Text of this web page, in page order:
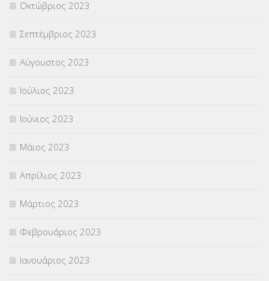
Οκτώβριος 2023
Σεπτέμβριος 2023
Αύγουστος 2023
Ιούλιος 2023
Ιούνιος 2023
Μάιος 2023
Απρίλιος 2023
Μάρτιος 2023
Φεβρουάριος 2023
Ιανουάριος 2023